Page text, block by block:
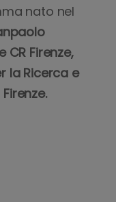
nato nel
CR Firenze,
la Ricerca e